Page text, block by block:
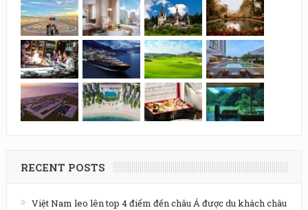
RECENT POSTS
Việt Nam leo lên top 4 điểm đến châu Á được du khách châu